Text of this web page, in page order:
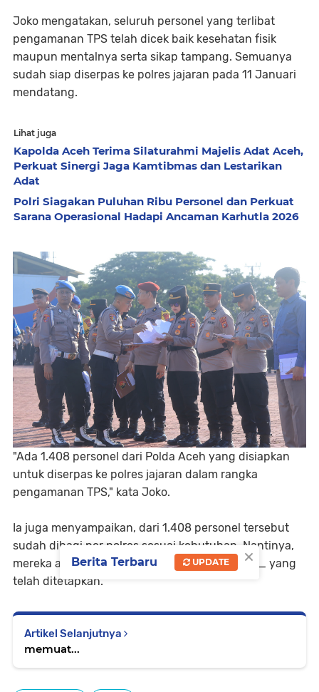
Joko mengatakan, seluruh personel yang terlibat
pengamanan TPS telah dicek baik kesehatan fisik
maupun mentalnya serta sikap tampang. Semuanya
sudah siap diserpas ke polres jajaran pada 11 Januari
mendatang.
Lihat juga
Kapolda Aceh Terima Silaturahmi Majelis Adat Aceh,
Perkuat Sinergi Jaga Kamtibmas dan Lestarikan
Adat
Polri Siagakan Puluhan Ribu Personel dan Perkuat
Sarana Operasional Hadapi Ancaman Karhutla 2026
"Ada 1.408 personel dari Polda Aceh yang disiapkan
untuk diserpas ke polres jajaran dalam rangka
pengamanan TPS," kata Joko.
Ia juga menyampaikan, dari 1.408 personel tersebut
sudah dibagi per polres sesuai kebutuhan. Nantinya,
mereka akan diberangkatkan sesuai _plotting_ yang
telah ditetapkan.
Artikel Selanjutnya
memuat...
×
Berita Terbaru UPDATE